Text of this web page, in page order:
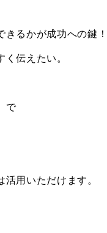
るかが成功への鍵！
伝えたい。
で
用いただけます。